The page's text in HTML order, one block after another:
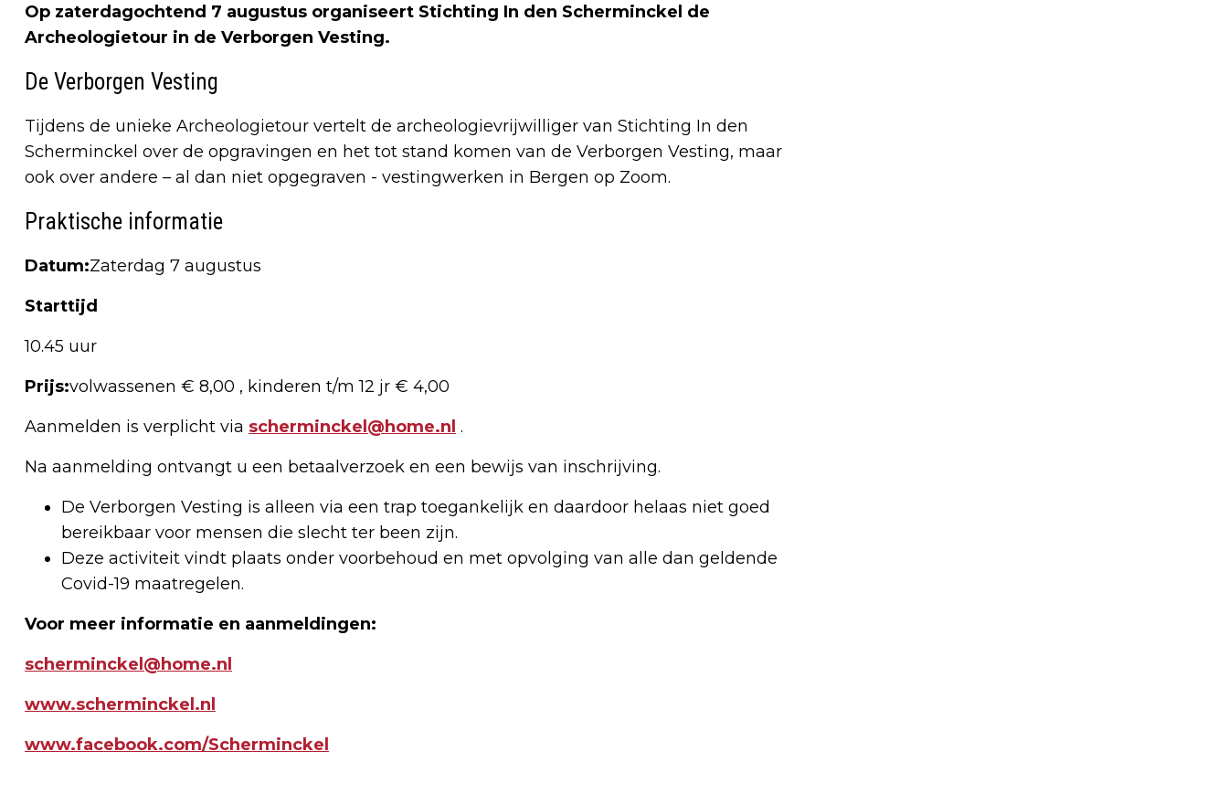
Op zaterdagochtend 7 augustus organiseert Stichting In den Scherminckel de
Archeologietour in de Verborgen Vesting.
De Verborgen Vesting
Tijdens de unieke Archeologietour vertelt de archeologievrijwilliger van Stichting In den
Scherminckel over de opgravingen en het tot stand komen van de Verborgen Vesting, maar
ook over andere – al dan niet opgegraven - vestingwerken in Bergen op Zoom.
Praktische informatie
Datum:Zaterdag 7 augustus
Starttijd
10.45 uur
Prijs:volwassenen € 8,00 , kinderen t/m 12 jr € 4,00
Aanmelden is verplicht via scherminckel@home.nl .
Na aanmelding ontvangt u een betaalverzoek en een bewijs van inschrijving.
De Verborgen Vesting is alleen via een trap toegankelijk en daardoor helaas niet goed
bereikbaar voor mensen die slecht ter been zijn.
Deze activiteit vindt plaats onder voorbehoud en met opvolging van alle dan geldende
Covid-19 maatregelen.
Voor meer informatie en aanmeldingen:
scherminckel@home.nl
www.scherminckel.nl
www.facebook.com/Scherminckel